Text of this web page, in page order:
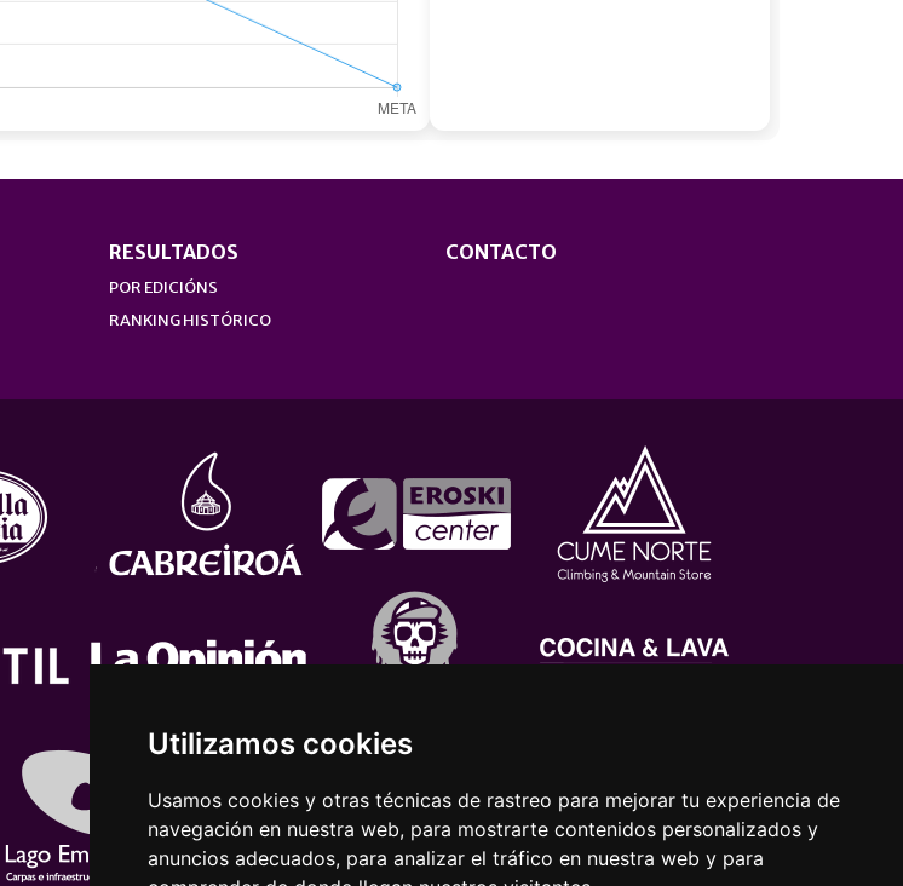
Utilizamos cookies
Usamos cookies y otras técnicas de rastreo para mejorar tu experiencia de
navegación en nuestra web, para mostrarte contenidos personalizados y
anuncios adecuados, para analizar el tráfico en nuestra web y para
RESULTADOS
POR EDICIÓNS
RANKING HISTÓRICO
CONTACTO